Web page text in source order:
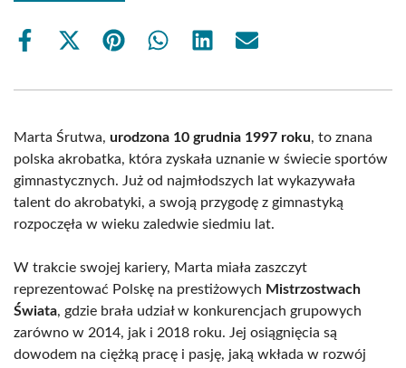
Share
Share
(Twitter)
Share Share Share Share
Marta Śrutwa, urodzona 10 grudnia 1997 roku, to znana
polska akrobatka, która zyskała uznanie w świecie sportów
gimnastycznych. Już od najmłodszych lat wykazywała
talent do akrobatyki, a swoją przygodę z gimnastyką
rozpoczęła w wieku zaledwie siedmiu lat.
W trakcie swojej kariery, Marta miała zaszczyt
reprezentować Polskę na prestiżowych Mistrzostwach
Świata, gdzie brała udział w konkurencjach grupowych
zarówno w 2014, jak i 2018 roku. Jej osiągnięcia są
dowodem na ciężką pracę i pasję, jaką wkłada w rozwój